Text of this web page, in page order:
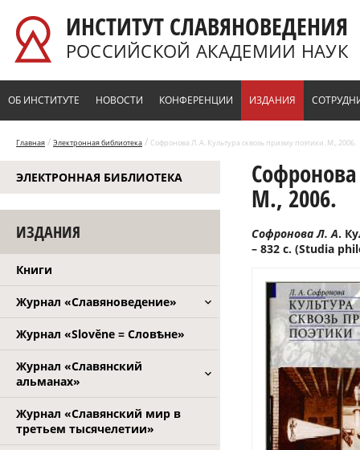
ИНСТИТУТ СЛАВЯНОВЕДЕНИЯ
РОССИЙСКОЙ АКАДЕМИИ НАУК
ОБ ИНСТИТУТЕ НОВОСТИ КОНФЕРЕНЦИИ ИЗДАНИЯ
Главная / Электронная библиотека / Софронова Л. А. Культура сквозь призму поэтики. М., 2006.
ЭЛЕКТРОННАЯ БИБЛИОТЕКА
ИЗДАНИЯ
Книги
Журнал «Славяноведение»
Журнал «Slověne = Словѣне»
Журнал «Славянский
альманах»
Журнал «Славянский мир в
третьем тысячелетии»
М., 2006.
Софронова Л. А.
– 832 с. (Studia